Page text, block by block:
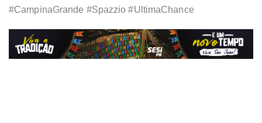
#CampinaGrande #Spazzio #UltimaChance